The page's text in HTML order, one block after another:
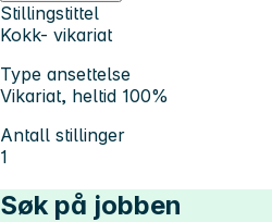
Stillingstittel
Kokk- vikariat
Type ansettelse
Vikariat, heltid 100%
Antall stillinger
1
Søk på jobben